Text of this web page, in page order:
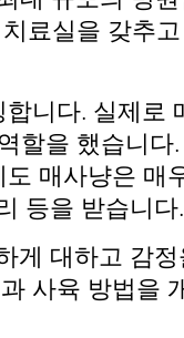
료실을 갖추
니다. 실제로
할을 했습니
매사냥은 매
등을 받습니다.
게 대하고 감
사육 방법을